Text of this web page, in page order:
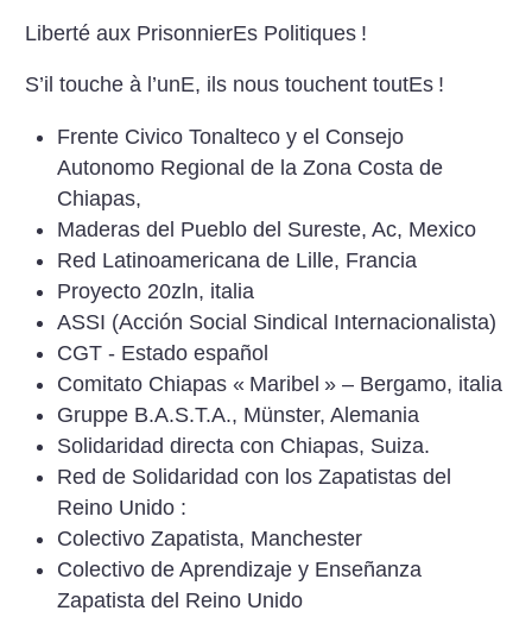
Liberté aux PrisonnierEs Politiques !
S’il touche à l’unE, ils nous touchent toutEs !
Frente Civico Tonalteco y el Consejo
Autonomo Regional de la Zona Costa de
Chiapas,
Maderas del Pueblo del Sureste, Ac, Mexico
Red Latinoamericana de Lille, Francia
Proyecto 20zln, italia
ASSI (Acción Social Sindical Internacionalista)
CGT - Estado español
Comitato Chiapas « Maribel » – Bergamo, italia
Gruppe B.A.S.T.A., Münster, Alemania
Solidaridad directa con Chiapas, Suiza.
Red de Solidaridad con los Zapatistas del
Reino Unido :
Colectivo Zapatista, Manchester
Colectivo de Aprendizaje y Enseñanza
Zapatista del Reino Unido